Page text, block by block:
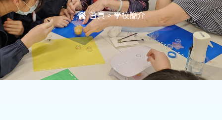
首頁>學校簡介